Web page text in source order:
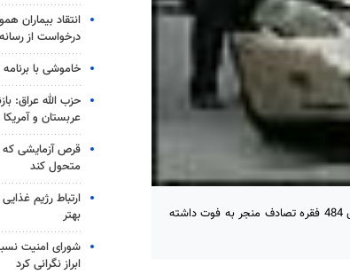
کرمان - خبرگزاری مهر: سرهنگ حسین غفوریان گفت: کرمان در سال جاری 484 فقره تصادف منجر به فوت داشته
انتقاد بیماران
درخواست از
خاموشی با
حزب الله عراق:
عربستان و
متحول کند
ارتباط رژیم
بهتر
شورای امنیت
ابراز نگرانی کرد